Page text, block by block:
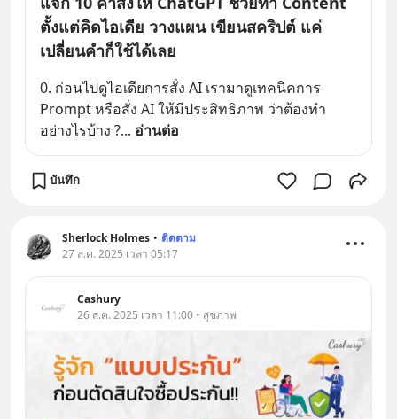
ตั้งแต่คิดไอเดีย วางแผน เขียนสคริปต์ แค่
เปลี่ยนคำก็ใช้ได้เลย
0. ก่อนไปดูไอเดียการสั่ง AI เรามาดูเทคนิคการ
Prompt หรือสั่ง AI ให้มีประสิทธิภาพ ว่าต้องทำ
อย่างไรบ้าง ?... อ่านต่อ
บันทึก
Sherlock Holmes • ติดตาม
27 ส.ค. 2025 เวลา 05:17
Cashury
26 ส.ค. 2025 เวลา 11:00 • สุขภาพ